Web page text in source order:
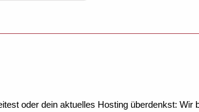
oder dein aktuelles Hosting überdenkst: